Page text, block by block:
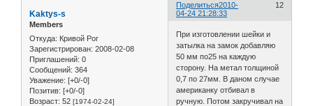
Поделиться 12
2010-
04-24 21:28:33
Kaktys-s
Members
Откуда: Кривой Рог
Зарегистрирован: 2008-02-08
Приглашений: 0
Сообщений: 364
Уважение: [+0/-0]
Позитив: [+0/-0]
Возраст: 52 [1974-02-24]
При изготовлении шейки и
затылка на замок добавляю
50 мм по25 на каждую
сторону. На метал толщиной
0,7 по 27мм. В даном случае
американку отбивал в
ручную. Потом закручивал на